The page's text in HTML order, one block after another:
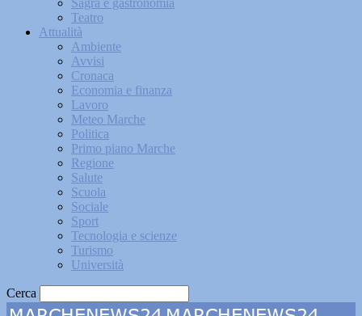
Sagra e gastronomia
Teatro
Attualità
Ambiente
Avvisi
Cronaca
Economia e finanza
Lavoro
Meteo Marche
Politica
Primo piano Marche
Regione
Salute
Scuola
Sociale
Sport
Tecnologia e scienze
Turismo
Università
Cerca